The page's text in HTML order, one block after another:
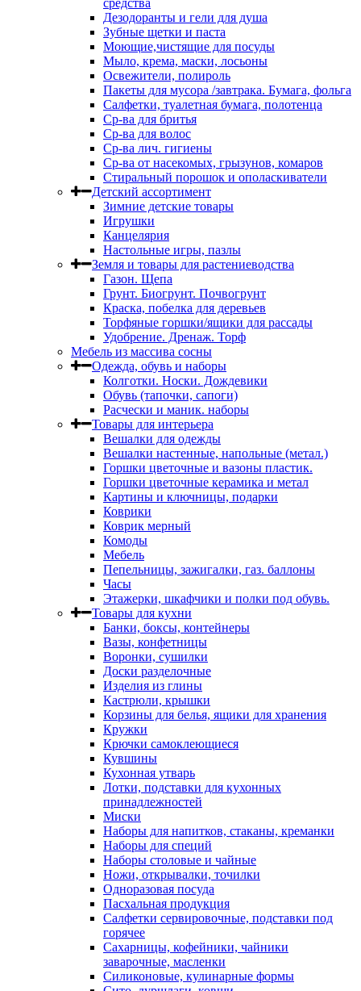
средства
Дезодоранты и гели для душа
Зубные щетки и паста
Моющие,чистящие для посуды
Мыло, крема, маски, лосьоны
Освежители, полироль
Пакеты для мусора /завтрака. Бумага, фольга
Салфетки, туалетная бумага, полотенца
Ср-ва для бритья
Ср-ва для волос
Ср-ва лич. гигиены
Ср-ва от насекомых, грызунов, комаров
Стиральный порошок и ополаскиватели
Детский ассортимент
Зимние детские товары
Игрушки
Канцелярия
Настольные игры, пазлы
Земля и товары для растениеводства
Газон. Щепа
Грунт. Биогрунт. Почвогрунт
Краска, побелка для деревьев
Торфяные горшки/ящики для рассады
Удобрение. Дренаж. Торф
Мебель из массива сосны
Одежда, обувь и наборы
Колготки. Носки. Дождевики
Обувь (тапочки, сапоги)
Расчески и маник. наборы
Товары для интерьера
Вешалки для одежды
Вешалки настенные, напольные (метал.)
Горшки цветочные и вазоны пластик.
Горшки цветочные керамика и метал
Картины и ключницы, подарки
Коврики
Коврик мерный
Комоды
Мебель
Пепельницы, зажигалки, газ. баллоны
Часы
Этажерки, шкафчики и полки под обувь.
Товары для кухни
Банки, боксы, контейнеры
Вазы, конфетницы
Воронки, сушилки
Доски разделочные
Изделия из глины
Кастрюли, крышки
Корзины для белья, ящики для хранения
Кружки
Крючки самоклеющиеся
Кувшины
Кухонная утварь
Лотки, подставки для кухонных
принадлежностей
Миски
Наборы для напитков, стаканы, креманки
Наборы для специй
Наборы столовые и чайные
Ножи, открывалки, точилки
Одноразовая посуда
Пасхальная продукция
Салфетки сервировочные, подставки под
горячее
Сахарницы, кофейники, чайники
заварочные, масленки
Силиконовые, кулинарные формы